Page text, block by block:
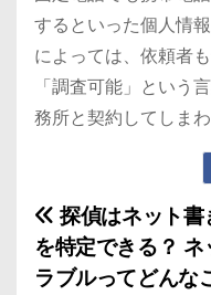
するといった個人情
によっては、依頼者
「調査可能」という
務所と契約してしま
投
稿
探偵はネット書
を特定できる？ ネ
ラブルってどんな